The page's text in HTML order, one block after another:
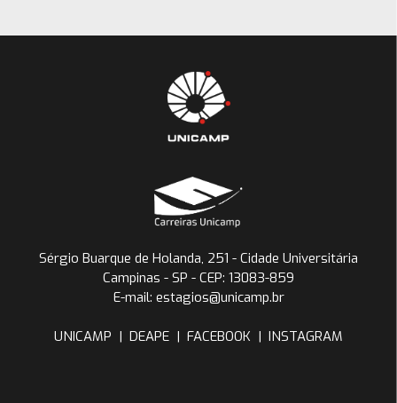
Sérgio Buarque de Holanda, 251 - Cidade Universitária
Campinas - SP - CEP: 13083-859
E-mail: estagios@unicamp.br
UNICAMP | DEAPE | FACEBOOK | INSTAGRAM